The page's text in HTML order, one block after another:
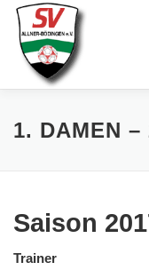
Zum
Inhalt
springen
AKTUELLES
1. DAMEN –
Saison
Trainer